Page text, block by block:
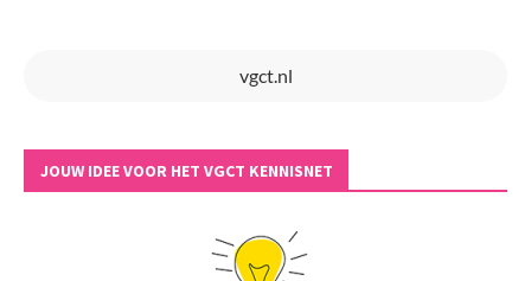
vgct.nl
JOUW IDEE VOOR HET VGCT KENNISNET